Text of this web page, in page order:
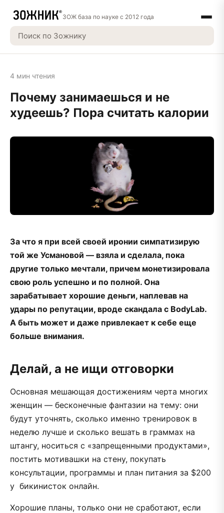
ЗОЖ база по науке с 2012 года
4 мин чтения
Почему занимаешься и не
худеешь? Пора считать калории
За что я при всей своей иронии симпатизирую
той же Усмановой — взяла и сделала, пока
другие только мечтали, причем монетизировала
свою роль успешно и по полной. Она
зарабатывает хорошие деньги, наплевав на
удары по репутации, вроде скандала с BodyLab.
А быть может и даже привлекает к себе еще
больше внимания.
Делай, а не ищи отговорки
Основная мешающая достижениям черта многих
женщин — бесконечные фантазии на тему: они
будут уточнять, сколько именно тренировок в
неделю лучше и сколько вешать в граммах на
штангу, носиться с «запрещенными продуктами»,
постить мотивашки на стену, покупать
консультации, программы и план питания за $200
у бикинисток онлайн.
Хорошие планы, только они не сработают, если